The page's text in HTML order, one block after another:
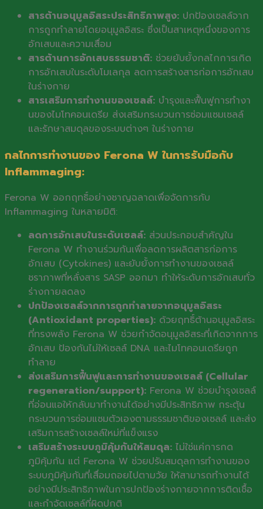
สารต้านอนุมูลอิสระประสิทธิภาพสูง: ปกป้องเซลล์จาก
การถูกทำลายโดยอนุมูลอิสระ ซึ่งเป็นสาเหตุหนึ่งของการ
อักเสบและความเสื่อม
สารต้านการอักเสบธรรมชาติ: ช่วยยับยั้งกลไกการเกิด
การอักเสบในระดับโมเลกุล ลดการสร้างสารก่อการอักเสบ
ในร่างกาย
สารเสริมการทำงานของเซลล์: บำรุงและฟื้นฟูการทำงา
นของไมโทคอนเดรีย ส่งเสริมกระบวนการซ่อมแซมเซลล์
และรักษาสมดุลของระบบต่างๆ ในร่างกาย
กลไกการทำงานของ Ferona W ในการรับมือกับ
Inflammaging:
Ferona W ออกฤทธิ์อย่างชาญฉลาดเพื่อจัดการกับ
Inflammaging ในหลายมิติ:
ลดการอักเสบในระดับเซลล์: ส่วนประกอบสำคัญใน
Ferona W ทำงานร่วมกันเพื่อลดการผลิตสารก่อการ
อักเสบ (Cytokines) และยับยั้งการทำงานของเซลล์
ชราภาพที่หลั่งสาร SASP ออกมา ทำให้ระดับการอักเสบทั่ว
ร่างกายลดลง
ปกป้องเซลล์จากการถูกทำลายจากอนุมูลอิสระ
(Antioxidant properties): ด้วยฤทธิ์ต้านอนุมูลอิสระ
ที่ทรงพลัง Ferona W ช่วยกำจัดอนุมูลอิสระที่เกิดจากการ
อักเสบ ป้องกันไม่ให้เซลล์ DNA และไมโทคอนเดรียถูก
ทำลาย
ส่งเสริมการฟื้นฟูและการทำงานของเซลล์ (Cellular
regeneration/support): Ferona W ช่วยบำรุงเซลล์
ที่อ่อนแอให้กลับมาทำงานได้อย่างมีประสิทธิภาพ กระตุ้น
กระบวนการซ่อมแซมตัวเองตามธรรมชาติของเซลล์ และส่ง
เสริมการสร้างเซลล์ใหม่ที่แข็งแรง
เสริมสร้างระบบภูมิคุ้มกันให้สมดุล: ไม่ใช่แค่การกด
ภูมิคุ้มกัน แต่ Ferona W ช่วยปรับสมดุลการทำงานของ
ระบบภูมิคุ้มกันที่เสื่อมถอยไปตามวัย ให้สามารถทำงานได้
อย่างมีประสิทธิภาพในการปกป้องร่างกายจากการติดเชื้อ
และกำจัดเซลล์ที่ผิดปกติ